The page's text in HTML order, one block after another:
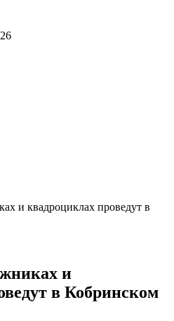
и квадроциклах проведут в
и
в Кобринском